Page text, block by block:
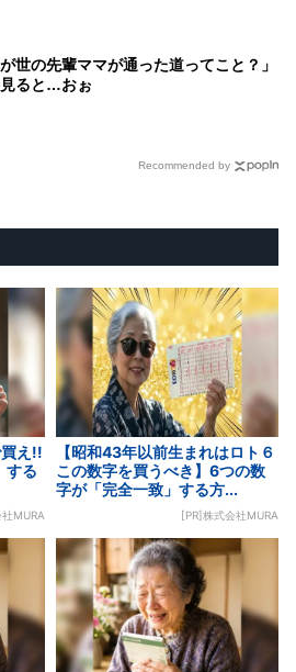
が世の先輩ママが通った道ってこと？」
ると…おぉ
Recommended by
え!!
する
MURA
【昭和43年以前生まれはロト６
この数字を買うべき】6つの数
字が「完全一致」する方...
[PR]株式会社MURA